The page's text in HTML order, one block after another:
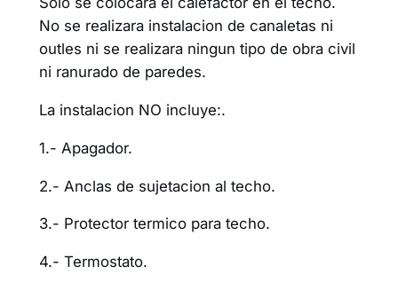
No se realizara instalacion de canaletas ni
outles ni se realizara ningun tipo de obra civil
ni ranurado de paredes.
La instalacion NO incluye:.
1.- Apagador.
2.- Anclas de sujetacion al techo.
3.- Protector termico para techo.
4.- Termostato.